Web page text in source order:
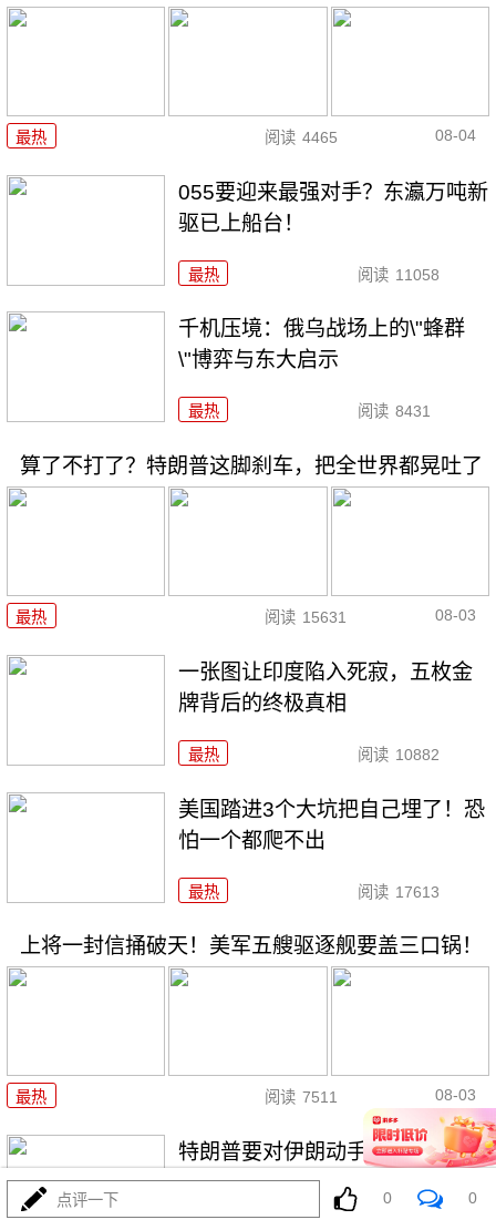
最热 阅读 4465 08-04
055要迎来最强对手？东瀛万吨新
驱已上船台！
最热 阅读 11058
千机压境：俄乌战场上的\"蜂群
\"博弈与东大启示
最热 阅读 8431
算了不打了？特朗普这脚刹车，把全世界都晃吐了
最热 阅读 15631 08-03
一张图让印度陷入死寂，五枚金
牌背后的终极真相
最热 阅读 10882
美国踏进3个大坑把自己埋了！恐
怕一个都爬不出
最热 阅读 17613
上将一封信捅破天！美军五艘驱逐舰要盖三口锅！
最热 阅读 7511 08-03
特朗普要对伊朗动手？最狠的还
没来，最骚的来了
点评一下 0 0